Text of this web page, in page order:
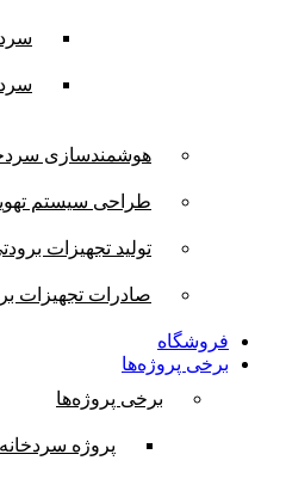
هوشمندسازی
طراحی سیستم
تولید تجهیزات
صادرات تجهیزات
فروشگاه
برخی پروژه‌ها
برخی پروژه‌ها
پروژه